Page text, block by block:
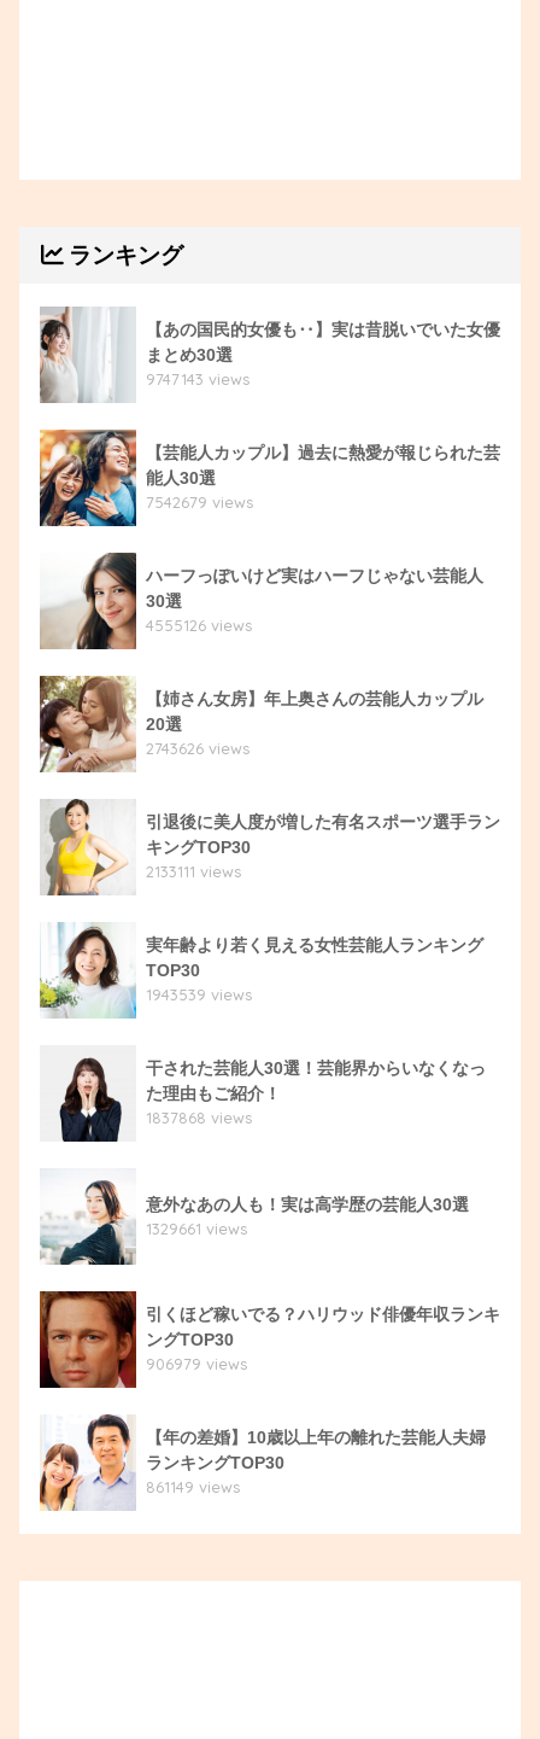
ランキング
【あの国民的女優も‥】実は昔脱いでいた女優
まとめ30選
9747143 views
【芸能人カップル】過去に熱愛が報じられた芸
能人30選
7542679 views
ハーフっぽいけど実はハーフじゃない芸能人
30選
4555126 views
【姉さん女房】年上奥さんの芸能人カップル
20選
2743626 views
引退後に美人度が増した有名スポーツ選手ラン
キングTOP30
2133111 views
実年齢より若く見える女性芸能人ランキング
TOP30
1943539 views
干された芸能人30選！芸能界からいなくなっ
た理由もご紹介！
1837868 views
意外なあの人も！実は高学歴の芸能人30選
1329661 views
引くほど稼いでる？ハリウッド俳優年収ランキ
ングTOP30
906979 views
【年の差婚】10歳以上年の離れた芸能人夫婦
ランキングTOP30
861149 views